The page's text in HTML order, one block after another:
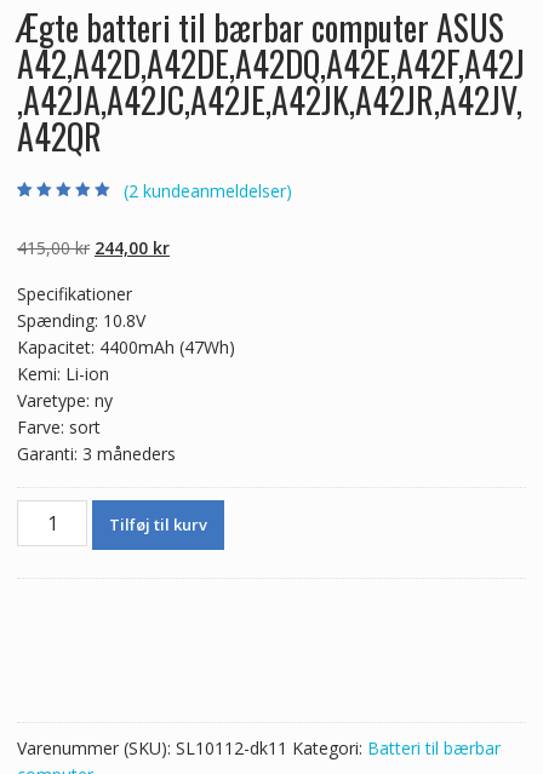
Ægte batteri til bærbar computer ASUS
A42,A42D,A42DE,A42DQ,A42E,A42F,A42J
,A42JA,A42JC,A42JE,A42JK,A42JR,A42JV,
A42QR
baseret på
kundebedømmel
(2 kundeanmeldelser)
415,00kr Den
pris
var:
415,00 kr.
244,00 krDen
244,00 kr.
Specifikationer
Spænding: 10.8V
Kapacitet: 4400mAh (47Wh)
Kemi: Li-ion
Varetype: ny
Farve: sort
Garanti: 3 måneders
Ægte
Tilføj til kurv
Varenummer (SKU): SL10112-dk11 Kategori: Batteri til bærbar